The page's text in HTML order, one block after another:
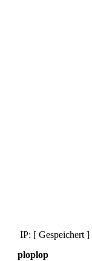
IP: [ Gespeichert ]
ploplop